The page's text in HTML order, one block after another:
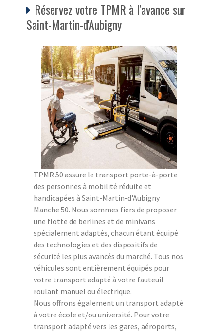
Réservez votre TPMR à l'avance sur
Saint-Martin-d'Aubigny
TPMR 50 assure le transport porte-à-porte
des personnes à mobilité réduite et
handicapées à Saint-Martin-d'Aubigny
Manche 50. Nous sommes fiers de proposer
une flotte de berlines et de minivans
spécialement adaptés, chacun étant équipé
des technologies et des dispositifs de
sécurité les plus avancés du marché. Tous nos
véhicules sont entièrement équipés pour
votre transport adapté à votre fauteuil
roulant manuel ou électrique.
Nous offrons également un transport adapté
à votre école et/ou université. Pour votre
transport adapté vers les gares, aéroports,